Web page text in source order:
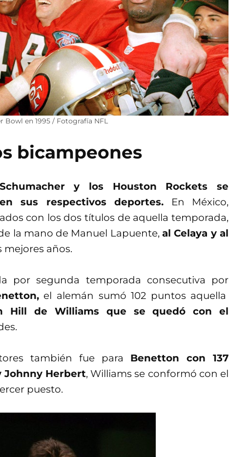
Bowl en 1995 / Fotografía NFL
bicampeones
y los Houston Rockets se
sus respectivos deportes. En México,
con los dos títulos de aquella temporada,
la mano de Manuel Lapuente,al Celaya y al
mejores años.
por segunda temporada consecutiva por
el alemán sumó 102 puntos aquella
Hill de Williams que se quedó con el
también fue para Benetton con 137
Johnny Herbert, Williams se conformó con el
puesto.